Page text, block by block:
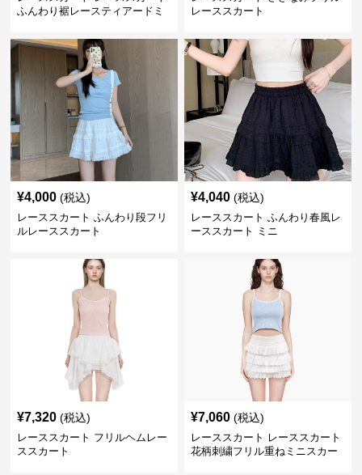
ふんわり裾レースティアードミ
レーススカート
¥4,000 (税込)
レーススカート ふんわり段フリ
ルレーススカート
¥4,040 (税込)
レーススカート ふんわり春風レ
ーススカート ミニ
¥7,320 (税込)
レーススカート フリルヘムレー
ススカート
¥7,060 (税込)
レーススカート レーススカート
花柄刺繍フリル重ねミニスカー